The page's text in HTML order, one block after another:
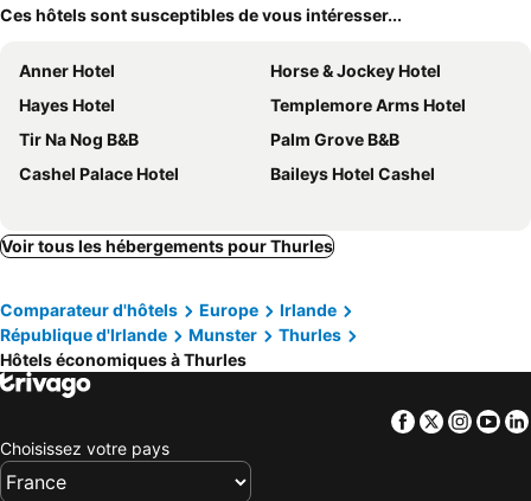
Ces hôtels sont susceptibles de vous intéresser...
Anner Hotel
Horse & Jockey Hotel
Hayes Hotel
Templemore Arms Hotel
Tir Na Nog B&B
Palm Grove B&B
Cashel Palace Hotel
Baileys Hotel Cashel
Voir tous les hébergements pour Thurles
Comparateur d'hôtels Europe
Irlande
République d'Irlande
Munster
Thurles
Hôtels économiques à Thurles
Facebook
Twitter
Choisissez votre pays